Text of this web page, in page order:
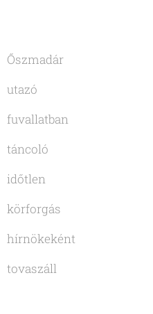
Őszmadár
utazó
fuvallatban
táncoló
időtlen
körforgás
hírnökeként
tovaszáll